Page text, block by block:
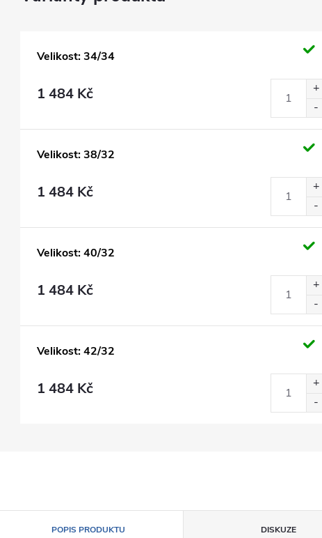
Velikost: 34/34
1 484 Kč
Velikost: 38/32
1 484 Kč
Velikost: 40/32
1 484 Kč
Velikost: 42/32
1 484 Kč
POPIS PRODUKTU DISKUZE